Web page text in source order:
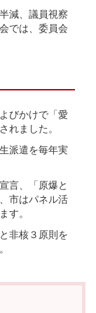
減、議員視察
では、委員会
びかけで「愛
れました。
派遣を毎年実
言、「原爆と
市はパネル活
す。
非核３原則を